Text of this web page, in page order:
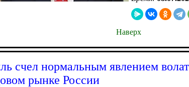
Наверх
счел нормальным явлением
рынке России